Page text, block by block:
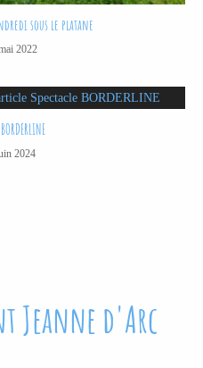
sous le platane
2022
2024
Jeanne d'Arc